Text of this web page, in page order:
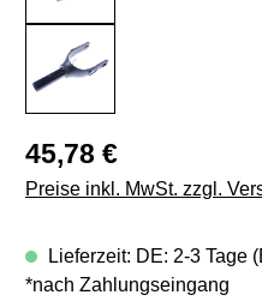
Regulärer Preis:
45,78 €
Preise inkl. MwSt. zzgl.
Lieferzeit: DE: 2-3 Tage
*nach Zahlungseingang